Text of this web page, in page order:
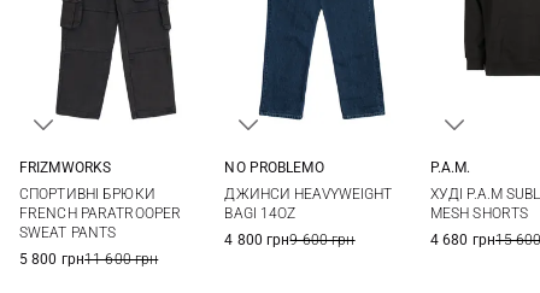
FRIZMWORKS
СПОРТИВНІ БРЮКИ
FRENCH PARATROOPER
SWEAT PANTS
5 800 грн11 600 грн
NO PROBLEMO
ДЖИНСИ HEAVYWEIGHT
BAGI 14OZ
4 800 грн9 600 грн
P.A.M.
ХУДІ P.A.M
MESH SHORTS
4 680 грн15